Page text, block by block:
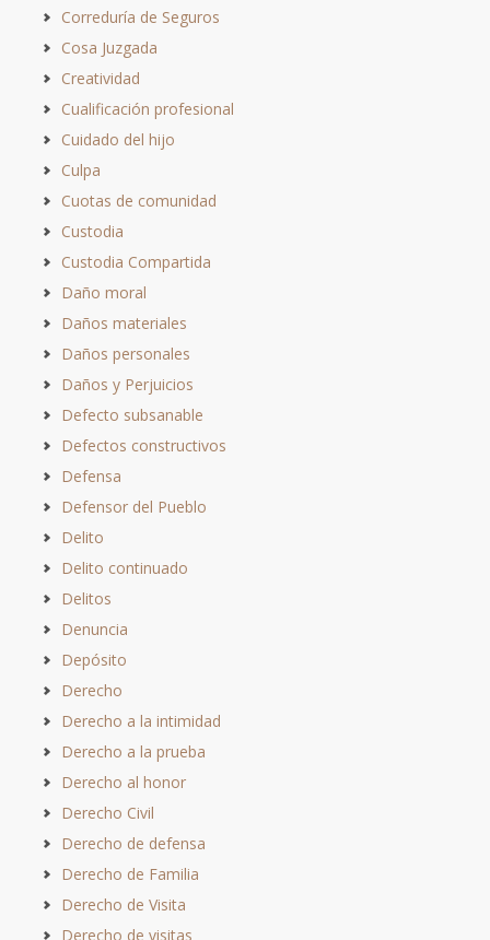
Correduría de Seguros
Cosa Juzgada
Creatividad
Cualificación profesional
Cuidado del hijo
Culpa
Cuotas de comunidad
Custodia
Custodia Compartida
Daño moral
Daños materiales
Daños personales
Daños y Perjuicios
Defecto subsanable
Defectos constructivos
Defensa
Defensor del Pueblo
Delito
Delito continuado
Delitos
Denuncia
Depósito
Derecho
Derecho a la intimidad
Derecho a la prueba
Derecho al honor
Derecho Civil
Derecho de defensa
Derecho de Familia
Derecho de Visita
Derecho de visitas